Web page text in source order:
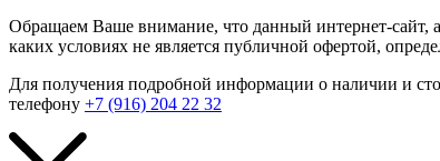
Обращаем Ваше внимание, что данный интернет-сайт,
каких условиях не является публичной офертой,
Для получения подробной информации о наличии и
телефону +7 (916) 204 22 32